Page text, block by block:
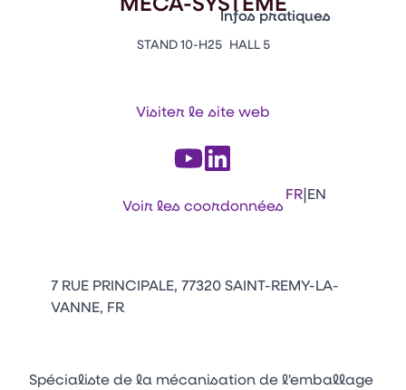
Vitrine Innovations
Emballages
Infos pratiques
Contacts
Appuyez sur Entrée pour
FR|EN
STAND 10-H25 HALL 5
Visiter le site web
Voir les coordonnées
7 RUE PRINCIPALE, 77320 SAINT-REMY-LA-
VANNE, FR
Spécialiste de la mécanisation de l'emballage